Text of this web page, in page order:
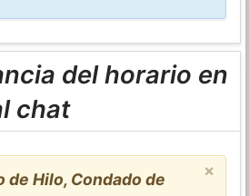
del horario en
chat
×
de Hilo, Condado de